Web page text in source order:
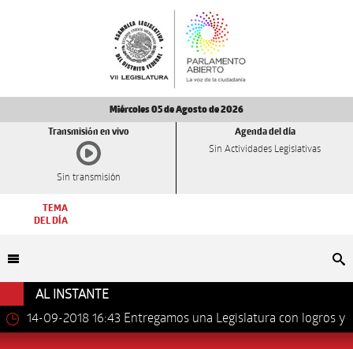
Miércoles 05 de Agosto de 2026
Transmisión en vivo
Sin transmisión
Agenda del día
Sin Actividades Legislativas
TEMA
DEL DÍA
AL INSTANTE
14-09-2018 16:43 Entregamos una Legislatura con logros y
avances importantes: Dip. Leonel Luna Estrada.